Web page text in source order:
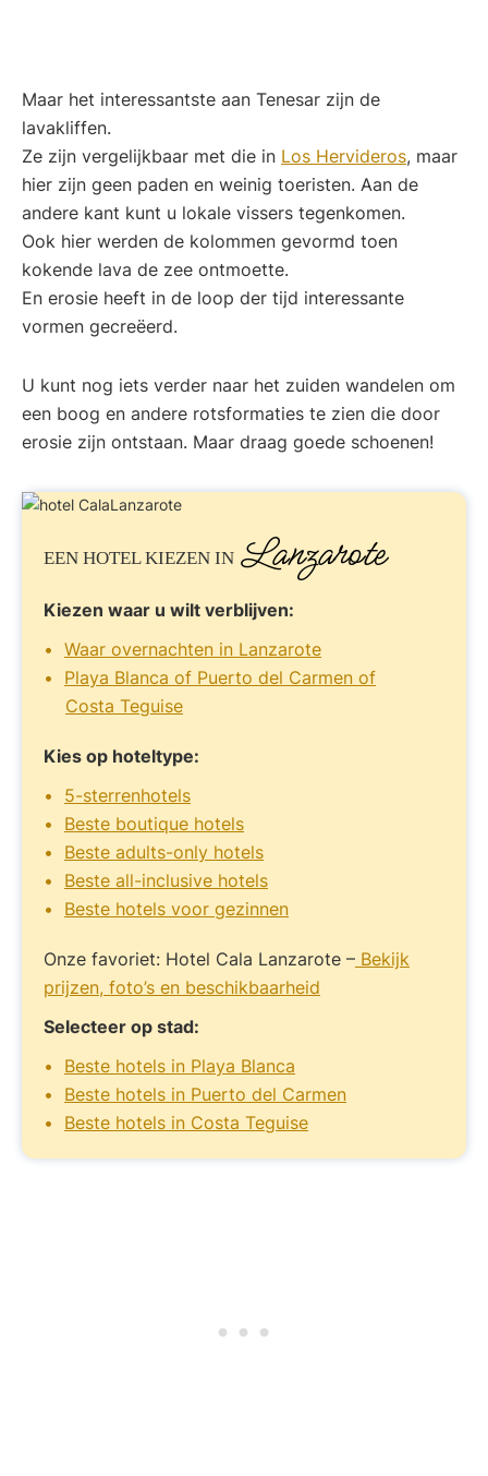
Maar het interessantste aan Tenesar zijn de
lavakliffen.
Ze zijn vergelijkbaar met die in Los Hervideros, maar
hier zijn geen paden en weinig toeristen. Aan de
andere kant kunt u lokale vissers tegenkomen.
Ook hier werden de kolommen gevormd toen
kokende lava de zee ontmoette.
En erosie heeft in de loop der tijd interessante
vormen gecreëerd.
U kunt nog iets verder naar het zuiden wandelen om
een boog en andere rotsformaties te zien die door
erosie zijn ontstaan. Maar draag goede schoenen!
EEN HOTEL KIEZEN IN Lanzarote
Kiezen waar u wilt verblijven:
Waar overnachten in Lanzarote
Playa Blanca of Puerto del Carmen of
Costa Teguise
Kies op hoteltype:
5-sterrenhotels
Beste boutique hotels
Beste adults-only hotels
Beste all-inclusive hotels
Beste hotels voor gezinnen
Onze favoriet: Hotel Cala Lanzarote – Bekijk
prijzen, foto’s en beschikbaarheid
Selecteer op stad:
Beste hotels in Playa Blanca
Beste hotels in Puerto del Carmen
Beste hotels in Costa Teguise